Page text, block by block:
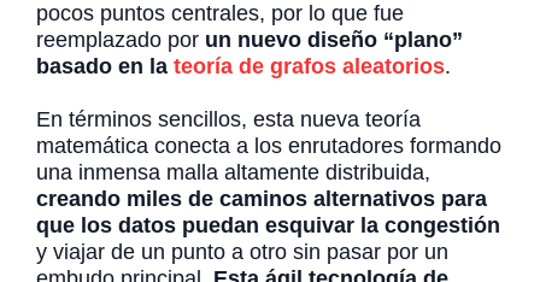
pocos puntos centrales, por lo que fue
reemplazado por un nuevo diseño “plano”
basado en la teoría de grafos aleatorios.
En términos sencillos, esta nueva teoría
matemática conecta a los enrutadores formando
una inmensa malla altamente distribuida,
creando miles de caminos alternativos para
que los datos puedan esquivar la congestión
y viajar de un punto a otro sin pasar por un